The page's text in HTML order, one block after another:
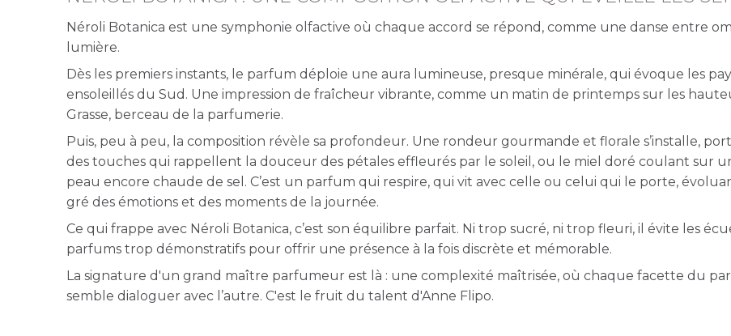
Néroli Botanica est une symphonie olfactive où chaque accord se répond, comme une danse entre
lumière.
Dès les premiers instants, le parfum déploie une aura lumineuse, presque minérale, qui évoque les
ensoleillés du Sud. Une impression de fraîcheur vibrante, comme un matin de printemps sur les
Grasse, berceau de la parfumerie.
Puis, peu à peu, la composition révèle sa profondeur. Une rondeur gourmande et florale s’installe,
des touches qui rappellent la douceur des pétales effleurés par le soleil, ou le miel doré coulant sur
peau encore chaude de sel. C’est un parfum qui respire, qui vit avec celle ou celui qui le porte,
gré des émotions et des moments de la journée.
Ce qui frappe avec Néroli Botanica, c’est son équilibre parfait. Ni trop sucré, ni trop fleuri, il évite les
parfums trop démonstratifs pour offrir une présence à la fois discrète et mémorable.
La signature d'un grand maître parfumeur est là : une complexité maîtrisée, où chaque facette du
semble dialoguer avec l’autre. C'est le fruit du talent d'Anne Flipo.
ESSENTIAL PARFUMS
Kit découverte
ESSENTIAL